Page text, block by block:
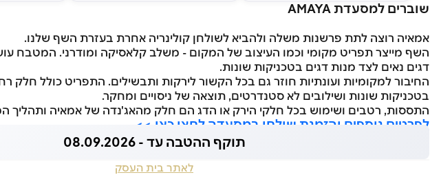
שוברים למסעדת AMAYA
אמאיה רוצה לתת פרשנות משלה ולהביא לשולחן קולינריה אחרת בעזרת השף שלנו.
השף מייצר תפריט מקומי וכמו העיצוב של המקום - משלב קלאסיקה ומודרני. המטבח
דגים נאים לצד מנות דגים בטכניקות שונות.
החיבור למקומיות ועונתיות חוזר גם בכל הקשור לירקות ותבשילים. התפריט כולל
בטכניקות שונות ושילובים לא סטנדרטים, תוצאה של ניסויים ומחקר.
התססות, רטבים ושימוש בכל חלקי הירק או הדג הם חלק מהאג'נדה של אמאיה ותהליך
לפרטים נוספים והזמנת שולחן במסעדה לחצו כאן >>
תוקף ההטבה עד - 08.09.2026
לאתר בית העסק